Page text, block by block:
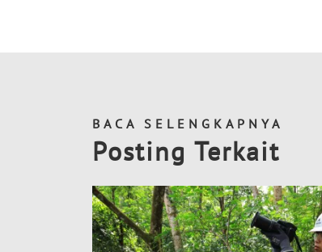
BACA SELENGKAPNYA
Posting Terkait